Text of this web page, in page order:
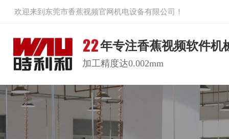
欢迎来到东莞市香蕉视频官网机电设备有限公司！
年专注香蕉视频软件机
加工精度达0.002mm